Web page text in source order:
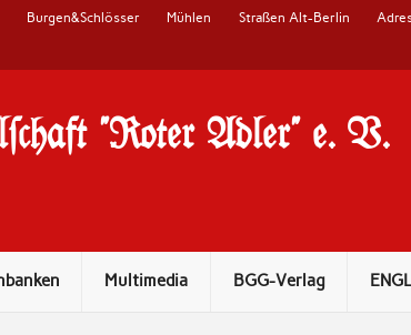
Burgen&Schlösser Mühlen Straßen Alt-Berlin
"Roter Adler" e. V.
Multimedia BGG-Verlag